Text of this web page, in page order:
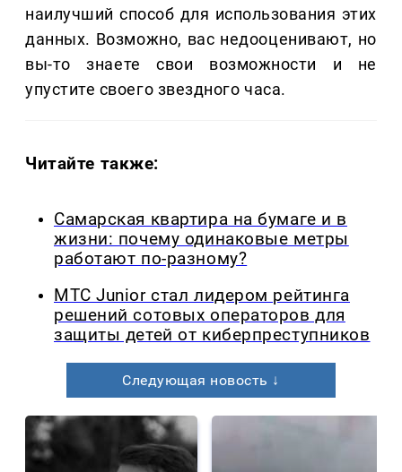
наилучший способ для использования этих
данных. Возможно, вас недооценивают, но
вы-то знаете свои возможности и не
упустите своего звездного часа.
Читайте также:
Самарская квартира на бумаге и в
жизни: почему одинаковые метры
работают по-разному?
МТС Junior стал лидером рейтинга
решений сотовых операторов для
защиты детей от киберпреступников
Следующая новость ↓